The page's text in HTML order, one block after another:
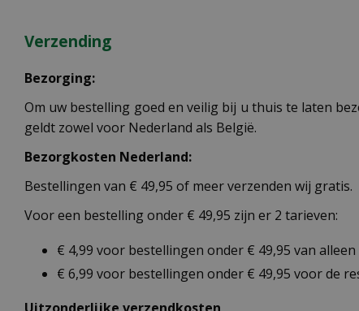
Verzending
Bezorging:
Om uw bestelling goed en veilig bij u thuis te laten
geldt zowel voor Nederland als België.
Bezorgkosten Nederland:
Bestellingen van € 49,95 of meer verzenden wij gratis.
Voor een bestelling onder € 49,95 zijn er 2 tarieven:
€ 4,99 voor bestellingen onder € 49,95 van
€ 6,99 voor bestellingen onder € 49,95 voor de